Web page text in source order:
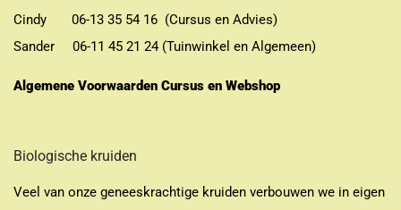
Cindy 06-13 35 54 16 (Cursus en Advies)
Sander 06-11 45 21 24 (Tuinwinkel en Algemeen)
Algemene Voorwaarden Cursus en Webshop
Biologische kruiden
Veel van onze geneeskrachtige kruiden verbouwen we in eigen